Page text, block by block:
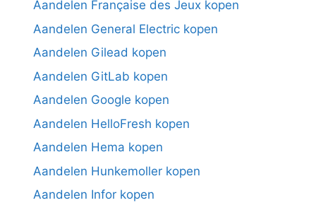
Aandelen Française des Jeux kopen
Aandelen General Electric kopen
Aandelen Gilead kopen
Aandelen GitLab kopen
Aandelen Google kopen
Aandelen HelloFresh kopen
Aandelen Hema kopen
Aandelen Hunkemoller kopen
Aandelen Infor kopen